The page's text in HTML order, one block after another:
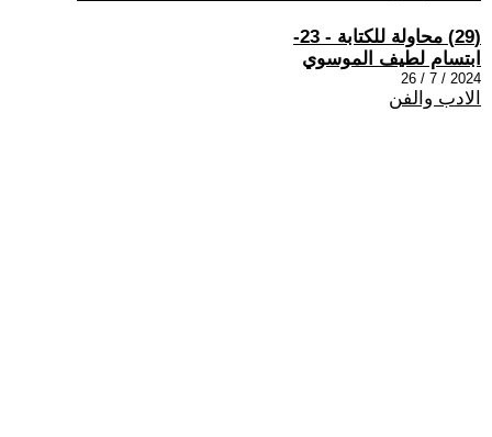
(29) محاولة للكتابة - 23-
ابتسام لطيف الموسوي
2024 / 7 / 26
الادب والفن